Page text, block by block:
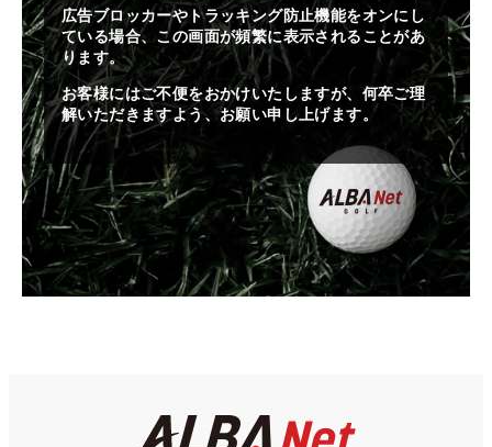
広告ブロッカーやトラッキング防止機能をオンにし
ている場合、この画面が頻繁に表示されることがあ
ります。
お客様にはご不便をおかけいたしますが、何卒ご理
解いただきますよう、お願い申し上げます。